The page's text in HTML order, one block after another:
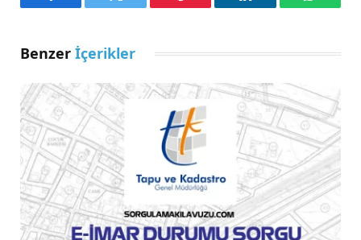
Facebook Twitter Pinterest LinkedIn
Benzer İçerikler